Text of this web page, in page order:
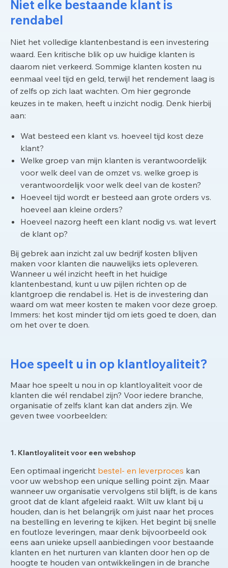
Niet elke bestaande klant is
rendabel
Niet het volledige klantenbestand is een investering
waard. Een kritische blik op uw huidige klanten is
daarom niet verkeerd. Sommige klanten kosten nu
eenmaal veel tijd en geld, terwijl het rendement laag is
of zelfs op zich laat wachten. Om hier gegronde
keuzes in te maken, heeft u inzicht nodig. Denk hierbij
aan:
Wat besteed een klant vs. hoeveel tijd kost deze
klant?
Welke groep van mijn klanten is verantwoordelijk
voor welk deel van de omzet vs. welke groep is
verantwoordelijk voor welk deel van de kosten?
Hoeveel tijd wordt er besteed aan grote orders vs.
hoeveel aan kleine orders?
Hoeveel nazorg heeft een klant nodig vs. wat levert
de klant op?
Bij gebrek aan inzicht zal uw bedrijf kosten blijven
maken voor klanten die nauwelijks iets opleveren.
Wanneer u wél inzicht heeft in het huidige
klantenbestand, kunt u uw pijlen richten op de
klantgroep die rendabel is. Het is de investering dan
waard om wat meer kosten te maken voor deze groep.
Immers: het kost minder tijd om iets goed te doen, dan
om het over te doen.
Hoe speelt u in op klantloyaliteit?
Maar hoe speelt u nou in op klantloyaliteit voor de
klanten die wél rendabel zijn? Voor iedere branche,
organisatie of zelfs klant kan dat anders zijn. We
geven twee voorbeelden:
1. Klantloyaliteit voor een webshop
Een optimaal ingericht bestel- en leverproces kan
voor uw webshop een unique selling point zijn. Maar
wanneer uw organisatie vervolgens stil blijft, is de kans
groot dat de klant afgeleid raakt. Wilt uw klant bij u
houden, dan is het belangrijk om juist naar het proces
na bestelling en levering te kijken. Het begint bij snelle
en foutloze leveringen, maar denk bijvoorbeeld ook
eens aan unieke upsell aanbiedingen voor bestaande
klanten en het nurturen van klanten door hen op de
hoogte te houden van ontwikkelingen in de branche